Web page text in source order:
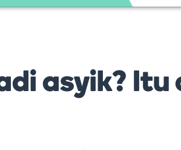
asyik? Itu